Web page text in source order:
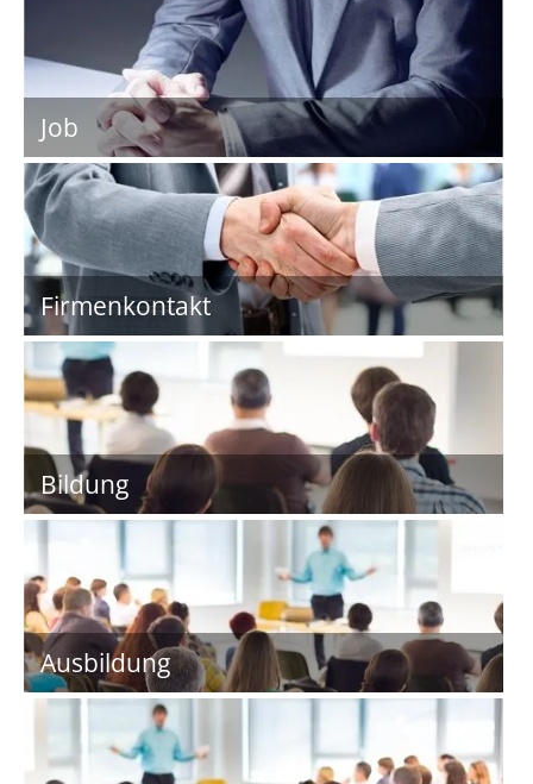
Job
Firmenkontakt
Bildung
Ausbildung